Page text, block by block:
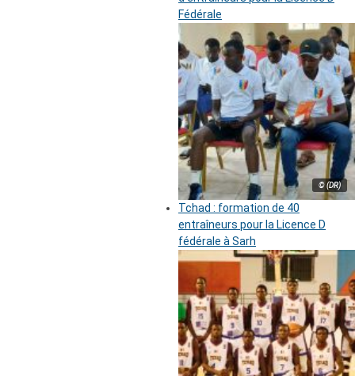
Fédérale
© (DR)
Tchad : formation de 40
entraîneurs pour la Licence D
fédérale à Sarh